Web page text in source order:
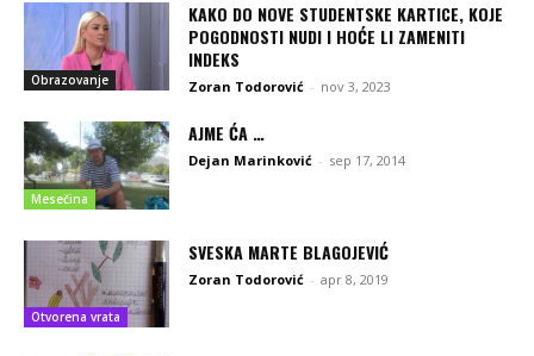
Obrazovanje
KAKO DO NOVE STUDENTSKE KARTICE, KOJE
POGODNOSTI NUDI I HOĆE LI ZAMENITI
INDEKS
Zoran Todorović - nov 3, 2023
Mesečina
AJME ĆA …
Dejan Marinković - sep 17, 2014
Otvorena vrata
SVESKA MARTE BLAGOJEVIĆ
Zoran Todorović - apr 8, 2019